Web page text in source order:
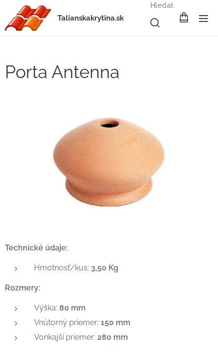
Talianskakrytina.sk
Hledat
Porta Antenna
Technické údaje:
Hmotnosť/kus: 3,50 Kg
Rozmery:
Výška: 80 mm
Vnútorný priemer: 150 mm
Vonkajší priemer: 280 mm